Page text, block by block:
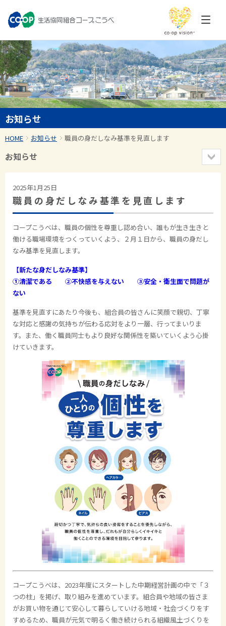
お知らせ
HOME お知らせ 職員の身だしなみ基準を見直します
お知らせ
2025年1月25日
職員の身だしなみ基準を見直します
コープこうべは、職員の個性を尊重し認め合い、誰もが生き生きと
働ける職場環境をつくっていくよう、２月１日から、職員の身だし
なみ基準を見直します。
【新たな身だしなみ基準】
①清潔である ②不快感を与えない ③安全・衛生面で問題が
ない
基準を見直すにあたり今後も、組合員の皆さんに笑顔で親切、丁寧
な対応と感謝の気持ちが伝わる応対をより一層、行ってまいりま
す。また、働く職員同士もより良好な関係性を築いていくよう心掛
けていきます。
コープこうべは、2023年度にスタートした中期経営計画の中で「３
つの柱」を掲げ、取り組みを進めています。組合員や地域の皆さま
がお買い物を通じて安心して暮らしていける地域・社会づくりをす
すめるため、職員が元気で明るく働き続けられる組織風土づくりを